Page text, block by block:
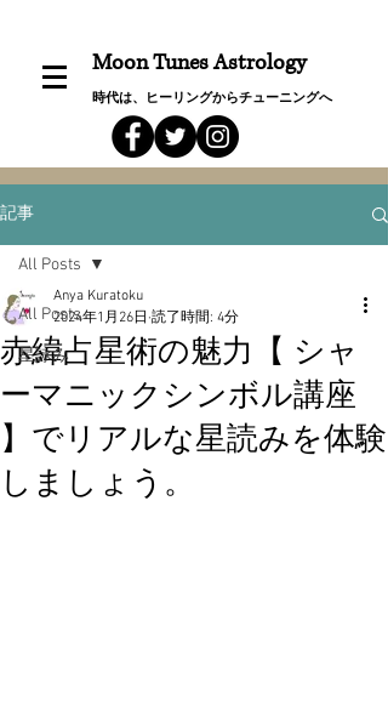
Moon Tunes Astrology
時代は、ヒーリングからチューニングへ
記事
All Posts
星詠み
All Posts
赤緯占星術の魅力【 シャ
ーマニックシンボル講座
】でリアルな星読みを体験
しましょう。
Anya Kuratoku
2024年1月26日 読了時間: 4分